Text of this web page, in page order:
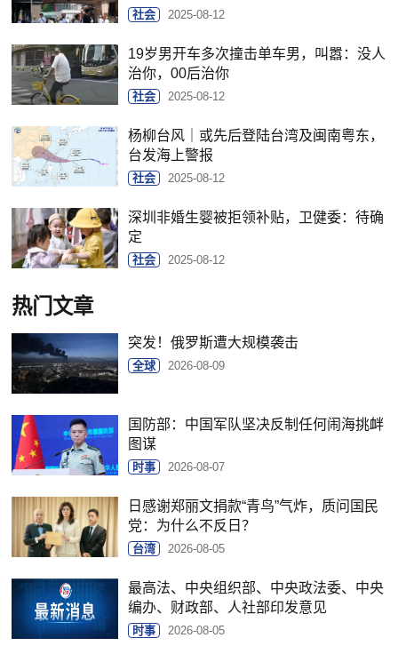
社会 2025-08-12
19岁男开车多次撞击单车男，叫嚣：没人
治你，00后治你
社会 2025-08-12
杨柳台风｜或先后登陆台湾及闽南粤东，
台发海上警报
社会 2025-08-12
深圳非婚生婴被拒领补贴，卫健委：待确
定
社会 2025-08-12
热门文章
突发！俄罗斯遭大规模袭击
全球 2026-08-09
国防部：中国军队坚决反制任何闹海挑衅
图谋
时事 2026-08-07
日感谢郑丽文捐款“青鸟”气炸，质问国民
党：为什么不反日？
台湾 2026-08-05
最高法、中央组织部、中央政法委、中央
编办、财政部、人社部印发意见
时事 2026-08-05